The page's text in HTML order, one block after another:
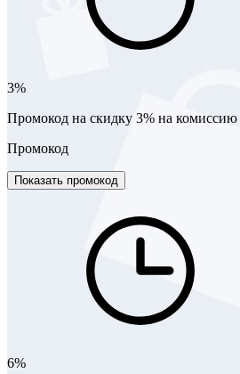
3%
Промокод на скидку 3% на комиссию
Промокод
Показать промокод
6%